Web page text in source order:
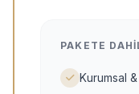
PAKETE
Kurumsal